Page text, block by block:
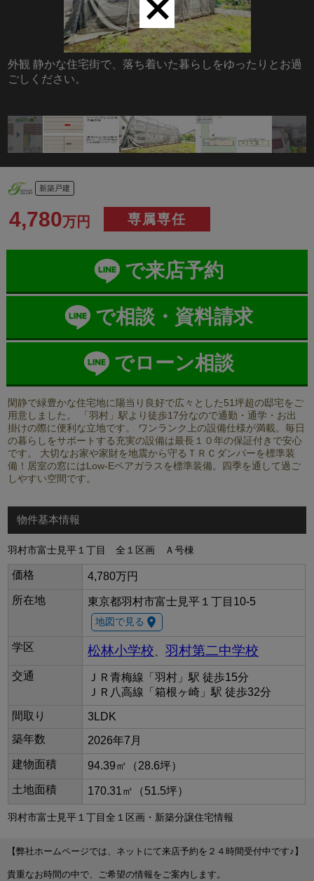
close
外観 静かな住宅街で、落ち着いた暮らしをゆったりとお過
ごしください。
新築戸建
4,780万円 専属専任
で来店予約
で相談・資料請求
でローン相談
閑静で緑豊かな住宅地に陽当り良好で広々とした51坪超の邸宅をご
用意しました。 「羽村」駅より徒歩17分なので通勤・通学・お出
掛けの際に便利な立地です。 ワンランク上の設備仕様が満載。毎日
の暮らしをサポートする充実の設備は最長１０年の保証付きで安心
です。 大切なお家や家財を地震から守るＴＲＣダンパーを標準装
備！居室の窓にはLow-Eペアガラスを標準装備。四季を通して過ご
しやすい空間です。
物件基本情報
羽村市富士見平１丁目 全１区画 Ａ号棟
価格
4,780万円
所在地
東京都羽村市富士見平１丁目10-5
地図で見る room
学区 松林小学校 、羽村第二中学校
交通
ＪＲ青梅線「羽村」駅 徒歩15分
ＪＲ八高線「箱根ヶ崎」駅 徒歩32分
間取り
3LDK
築年数
2026年7月
建物面積
94.39㎡（28.6坪）
土地面積
170.31㎡（51.5坪）
羽村市富士見平１丁目全１区画・新築分譲住宅情報
【弊社ホームページでは、ネットにて来店予約を２４時間受付中です♪】
貴重なお時間の中で、ご希望の情報をご案内します。